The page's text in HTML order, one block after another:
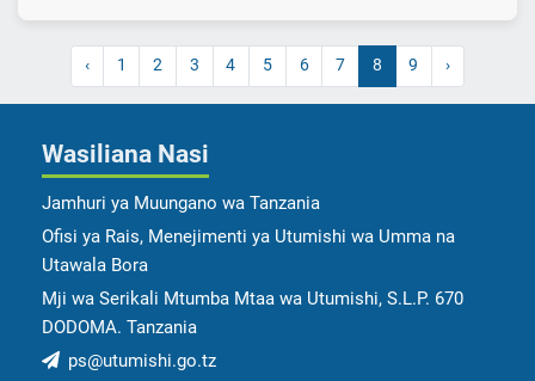
‹ 1 2 3 4 5 6 7 8 9 ›
Wasiliana Nasi
Jamhuri ya Muungano wa Tanzania
Ofisi ya Rais, Menejimenti ya Utumishi wa Umma na
Utawala Bora
Mji wa Serikali Mtumba Mtaa wa Utumishi, S.L.P. 670
DODOMA. Tanzania
ps@utumishi.go.tz